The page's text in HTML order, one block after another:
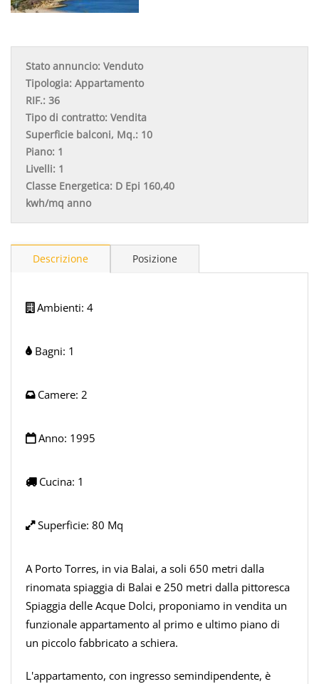
Stato annuncio: Venduto
Tipologia: Appartamento
RIF.: 36
Tipo di contratto: Vendita
Superficie balconi, Mq.: 10
Piano: 1
Livelli: 1
Classe Energetica: D Epi 160,40
kwh/mq anno
Descrizione Posizione
Ambienti: 4
Bagni: 1
Camere: 2
Anno: 1995
Cucina: 1
Superficie: 80 Mq
A Porto Torres, in via Balai, a soli 650 metri dalla
rinomata spiaggia di Balai e 250 metri dalla pittoresca
Spiaggia delle Acque Dolci, proponiamo in vendita un
funzionale appartamento al primo e ultimo piano di
un piccolo fabbricato a schiera.
L'appartamento, con ingresso semindipendente, è